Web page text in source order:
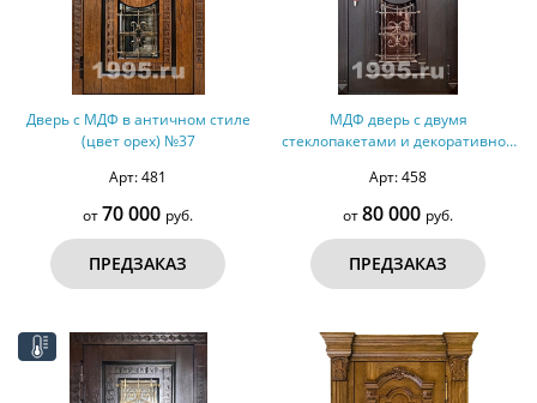
Дверь с МДФ в античном стиле
(цвет орех) №37
Арт: 481
от70 000 руб.
ПРЕДЗАКАЗ
МДФ дверь с двумя
стеклопакетами и декоративной
Арт: 458
от80 000 руб.
ПРЕДЗАКАЗ